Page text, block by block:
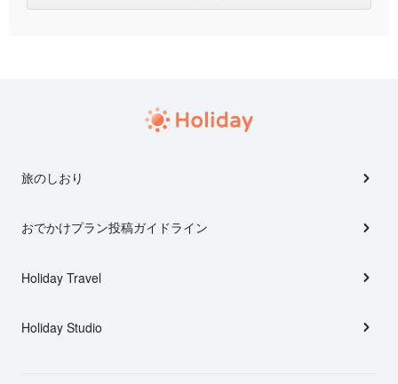
旅のしおり
おでかけプラン投稿ガイドライン
Holiday Travel
Holiday Studio